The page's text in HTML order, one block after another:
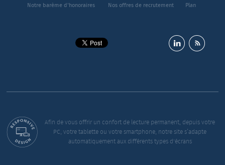
Notre barème d'honoraires
Nos offres de recrutement Plan
Afin de vous offrir un confort de lecture permanent, depuis votre
PC, votre tablette ou votre smartphone, notre site s’adapte
automatiquement aux différents types d'écrans